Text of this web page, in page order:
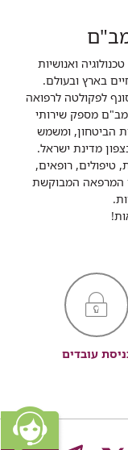
ואנושיות
בארץ ובעולם.
לפקולטה לרפואה
אשפוז. רמב"ם מספק שירותי
וכוחות הביטחון, ומשמש
טיפולים, רופאים,
המרפאה המבוקשת
עובדים